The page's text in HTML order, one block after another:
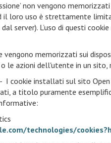
non vengono
il loro uso è strettamente
server). L’uso di questi
vengono memorizzati sui
le azioni dell'utente in un
I cookie installati sul sito
a titolo puramente
technologies/